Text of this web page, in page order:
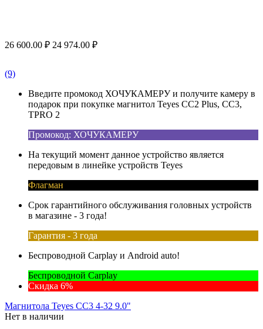
26 600.00 ₽ 24 974.00 ₽
(9)
Введите промокод ХОЧУКАМЕРУ и получите камеру в
подарок при покупке магнитол Teyes CC2 Plus, CC3,
TPRO 2
Промокод: ХОЧУКАМЕРУ
На текущий момент данное устройство является
передовым в линейке устройств Teyes
Флагман
Срок гарантийного обслуживания головных устройств
в магазине - 3 года!
Гарантия - 3 года
Беспроводной Carplay и Android auto!
Беспроводной Carplay
Скидка 6%
Магнитола Teyes CC3 4-32 9.0"
Нет в наличии